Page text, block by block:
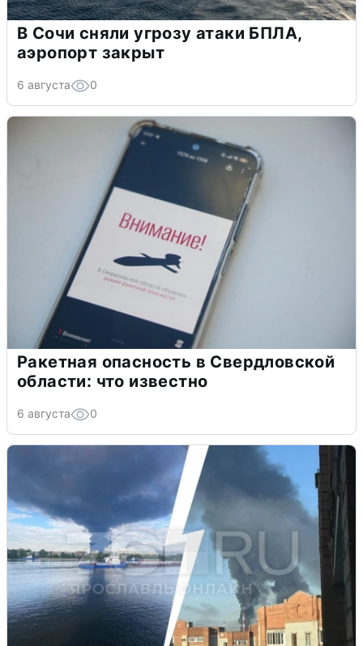
В Сочи сняли угрозу атаки БПЛА,
аэропорт закрыт
6 августа 0
Ракетная опасность в Свердловской
области: что известно
6 августа 0